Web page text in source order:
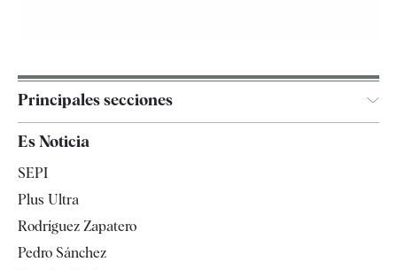
Principales secciones
España
Televisión
Es Noticia
SEPI
Plus Ultra
Rodríguez Zapatero
Pedro Sánchez